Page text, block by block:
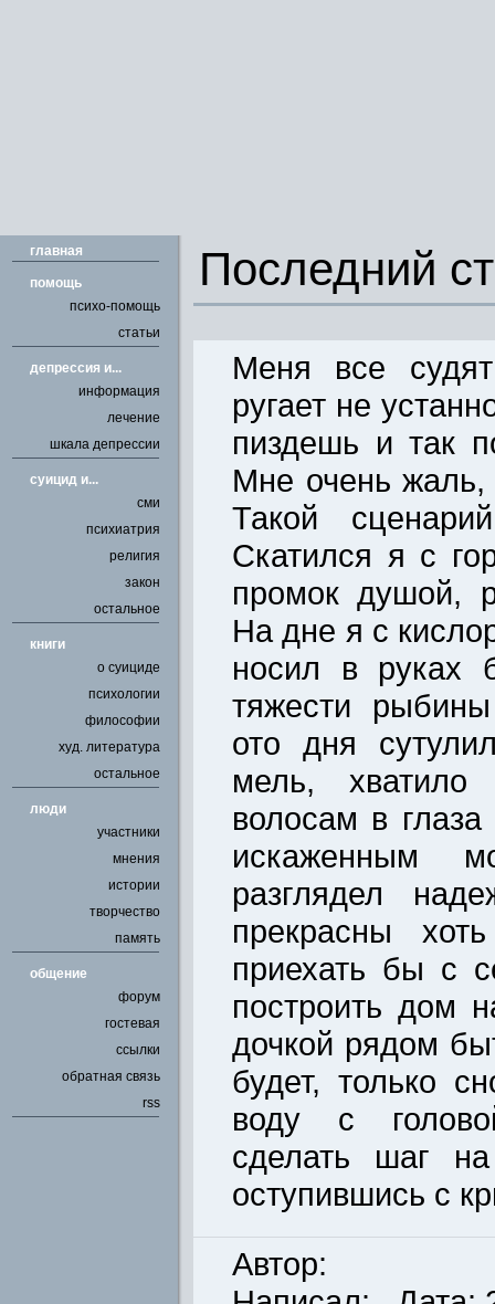
главная
помощь
психо-помощь
статьи
депрессия и...
информация
лечение
шкала депрессии
cуицид и...
сми
психиатрия
религия
закон
остальное
книги
о суициде
психологии
философии
худ. литература
остальное
люди
участники
мнения
истории
творчество
память
общение
форум
гостевая
ссылки
обратная связь
rss
Последний
Меня все
ругает не
пиздешь и так
Мне очень
Такой
Скатился я с
промок душой,
На дне я с
носил в руках
тяжести
ото дня
мель,
волосам в
искаженным
разглядел
прекрасны
приехать бы с
построить дом
дочкой рядом
будет, только
воду с
сделать шаг
оступившись с
Автор: